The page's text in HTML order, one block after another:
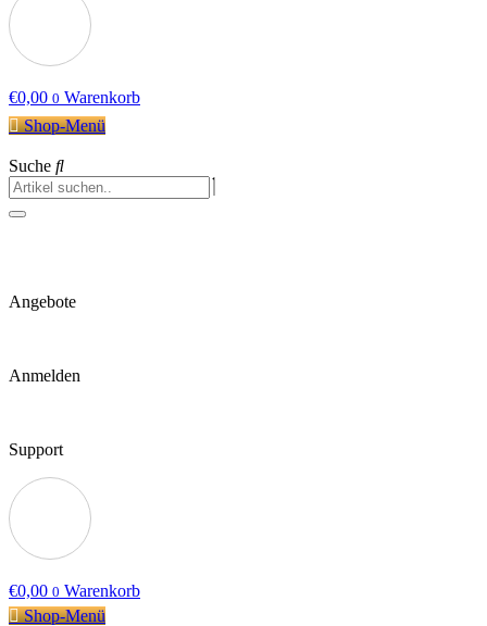
€0,00 0 Warenkorb
Shop-Menü
Suche
Angebote
Anmelden
Support
€0,00 0 Warenkorb
Shop-Menü